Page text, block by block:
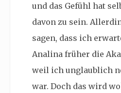
und das Gefühl hat
davon zu sein.
sagen, dass ich
Analina früher die
weil ich unglaublich
war. Doch das wird